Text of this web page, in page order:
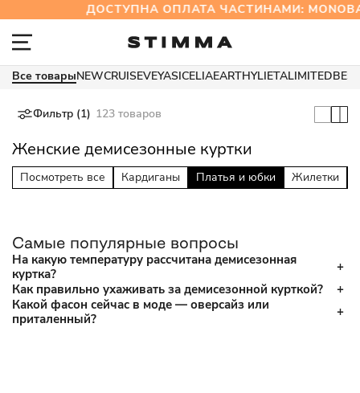
ДОСТУПНА ОПЛАТА ЧАСТИНАМИ:
Все товарыNEWCRUISEVEYASICELIAEARTHYLIETALIMITED
Фильтр (1) 123 товаров
Женские демисезонные куртки
Посмотреть все Кардиганы Платья и юбки Жилетки
Самые популярные вопросы
На какую температуру рассчитана демисезонная
куртка?
Как правильно ухаживать за демисезонной курткой?
Какой фасон сейчас в моде — оверсайз или
приталенный?